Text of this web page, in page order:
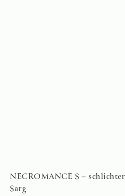
NECROMANCE S –
Sarg